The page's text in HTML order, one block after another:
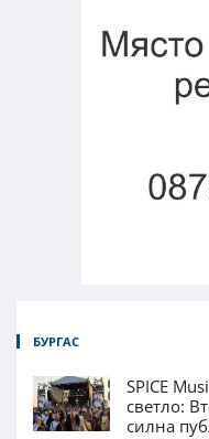
БУРГАС
SPICE
светло:
силна